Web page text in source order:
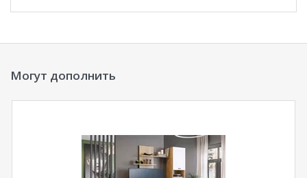
Могут дополнить